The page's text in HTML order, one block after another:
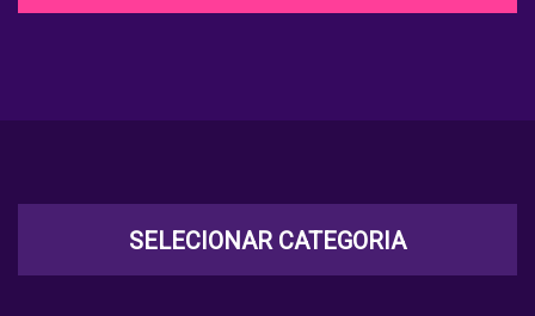
SELECIONAR CATEGORIA